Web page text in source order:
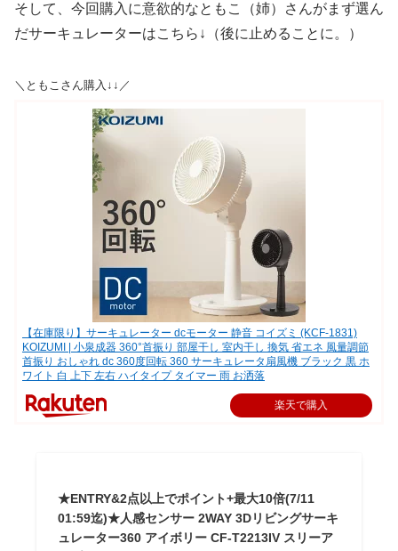
そして、今回購入に意欲的なともこ（姉）さんがまず選ん
だサーキュレーターはこちら↓（後に止めることに。）
＼ともこさん購入↓↓／
【在庫限り】サーキュレーター dcモーター 静音 コイズミ (KCF-1831)
KOIZUMI | 小泉成器 360°首振り 部屋干し 室内干し 換気 省エネ 風量調節
首振り おしゃれ dc 360度回転 360 サーキュレータ扇風機 ブラック 黒 ホ
ワイト 白 上下 左右 ハイタイプ タイマー 雨 お洒落
楽天で購入
★ENTRY&2点以上でポイント+最大10倍(7/11
01:59迄)★人感センサー 2WAY 3Dリビングサーキ
ュレーター360 アイボリー CF-T2213IV スリーア